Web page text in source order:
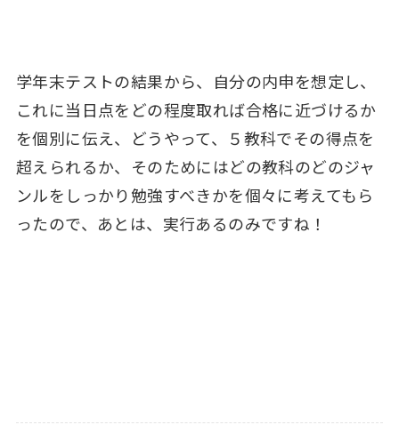
学年末テストの結果から、自分の内申を想定し、
これに当日点をどの程度取れば合格に近づけるか
を個別に伝え、どうやって、５教科でその得点を
超えられるか、そのためにはどの教科のどのジャ
ンルをしっかり勉強すべきかを個々に考えてもら
ったので、あとは、実行あるのみですね！